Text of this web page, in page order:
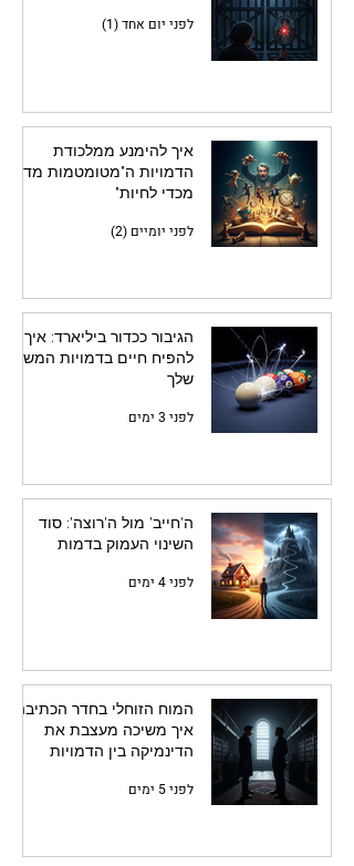
לפני יום אחד (1)
איך להימנע ממלכודת
הדמויות ה"מטומטמות מדי
מכדי לחיות"
לפני יומיים (2)
הגיבור ככדור ביליארד: איך
להפיח חיים בדמויות המשנה
שלך
לפני 3 ימים
ה'חייב' מול ה'רוצה': סוד
השינוי העמוק בדמות
לפני 4 ימים
המוח הזוחלי בחדר הכתיבה:
איך משיכה מעצבת את
הדינמיקה בין הדמויות
לפני 5 ימים